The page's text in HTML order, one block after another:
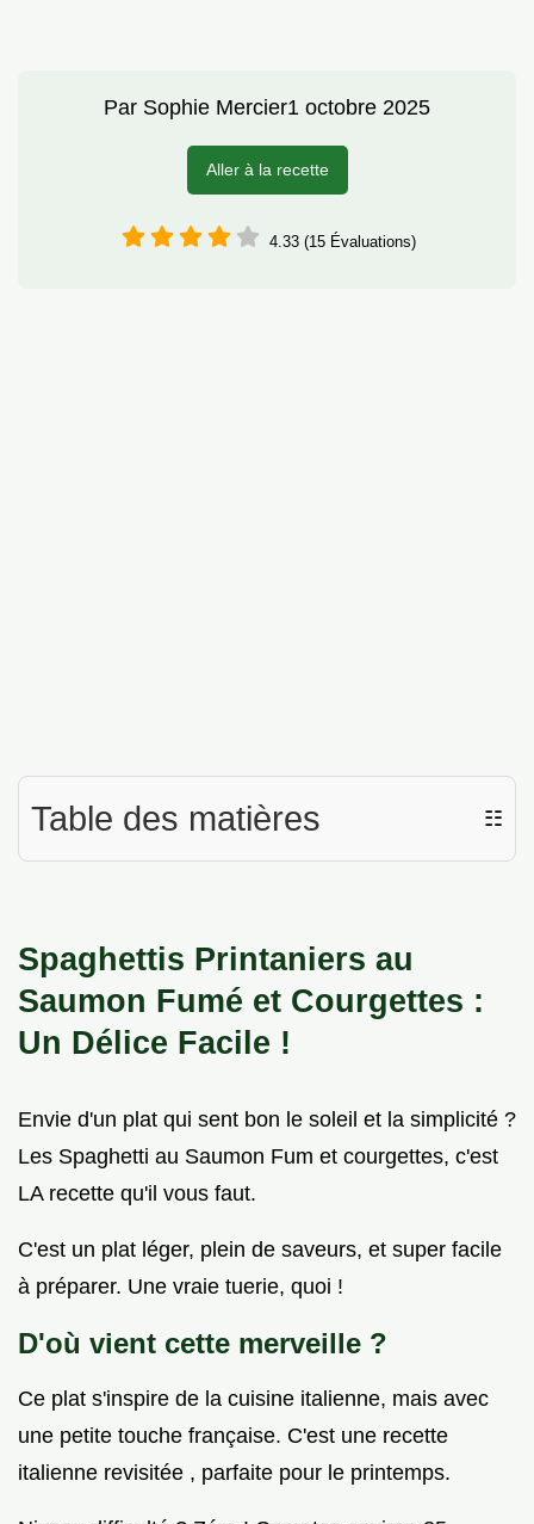
Par Sophie Mercier1 octobre 2025
Aller à la recette
4.33 (15 Évaluations)
Table des matières ☷
Spaghettis Printaniers au
Saumon Fumé et Courgettes :
Un Délice Facile !
Envie d'un plat qui sent bon le soleil et la simplicité ?
Les Spaghetti au Saumon Fum et courgettes, c'est
LA recette qu'il vous faut.
C'est un plat léger, plein de saveurs, et super facile
à préparer. Une vraie tuerie, quoi !
D'où vient cette merveille ?
Ce plat s'inspire de la cuisine italienne, mais avec
une petite touche française. C'est une recette
italienne revisitée , parfaite pour le printemps.